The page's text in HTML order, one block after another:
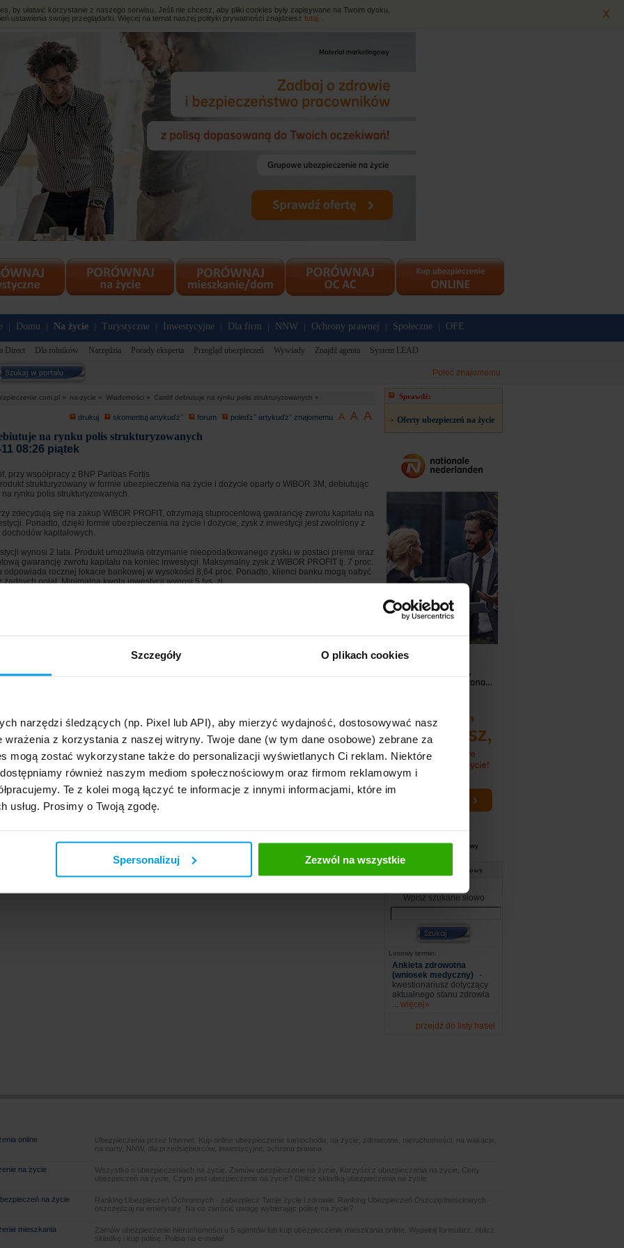
Szczegóły O plikach cookies
narzędzi śledzących (np. Pixel lub API), aby mierzyć wydajność, dostosowywać nasz
wrażenia z korzystania z naszej witryny. Twoje dane (w tym dane osobowe) zebrane za
mogą zostać wykorzystane także do personalizacji wyświetlanych Ci reklam. Niektóre
również naszym mediom społecznościowym oraz firmom reklamowym i
Te z kolei mogą łączyć te informacje z innymi informacjami, które im
usług. Prosimy o Twoją zgodę.
Spersonalizuj Zezwól na wszystkie
X
by ułatwić korzystanie z naszego serwisu. Jeśli nie chcesz, aby pliki cookies były zapisywane na Twoim dysku,
ustawienia swojej przeglądarki. Więcej na temat naszej polityki prywatności znajdziesz tutaj
Domu Na życie Turystyczne Inwestycyjne Dla firm NNW Ochrony prawnej Społeczne OFE
Direct Dla rolników Narzędzia Porady eksperta Przegląd ubezpieczeń Wywiady Znajdź agenta System LEAD
Poleć znajomemu
» na-zycie » Wiadomości » Cardif debiutuje na rynku polis strukturyzowanych »
drukuj skomentuj artykuďż˝ forum poleďż˝ artykuďż˝ znajomemu A A A
na rynku polis strukturyzowanych
08:26 piątek
przy współpracy z BNP Paribas Fortis
strukturyzowany w formie ubezpieczenia na życie i dożycie oparty o WIBOR 3M, debiutując
na rynku polis strukturyzowanych.
zdecydują się na zakup WIBOR PROFIT, otrzymają stuprocentową gwarancję zwrotu kapitału na
Ponadto, dzięki formie ubezpieczenia na życie i dożycie, zysk z inwestycji jest zwolniony z
kapitałowych.
wynosi 2 lata. Produkt umożliwia otrzymanie nieopodatkowanego zysku w postaci premii oraz
gwarancję zwrotu kapitału na koniec inwestycji. Maksymalny zysk z WIBOR PROFIT tj. 7 proc.
odpowiada rocznej lokacie bankowej w wysokości 8,64 proc. Ponadto, klienci banku mogą nabyć
żadnych opłat. Minimalna kwota inwestycji wynosi 5 tys. zł.
Sprawdź:
Oferty ubezpieczeń na życie
Słownik ubezpieczeniowy
Wpisz szukane słowo
Losowy termin:
Ankieta zdrowotna
(wniosek medyczny)
-
kwestionariusz dotyczący
aktualnego stanu zdrowia
... więcej»
przejdź do listy haseł
online
Ubezpieczenia przez Internet. Kup online ubezpieczenie samochodu, na życie, zdrowotne, nieruchomości, na wakacje,
na narty, NNW, dla przedsiębiorców, inwestycyjne, ochrona prawna.
na życie
Wszystko o ubezpieczeniach na życie. Zamów ubezpieczenie na życie, Korzyści z ubezpieczenia na życie, Ceny
ubezpieczeń na życie, Czym jest ubezpieczenie na życie? Oblicz składką ubezpieczenia na życie.
na życie
Ranking Ubezpieczeń Ochronnych - zabezpiecz Twoje życie i zdrowie. Ranking Ubezpieczeń Oszczędnościowych -
oszczędzaj na emeryturę. Na co zwrócić uwagę wybierając polisę na życie?
mieszkania
Zamów ubezpieczenie nieruchomości u 5 agentów lub kup ubezpieczenie mieszkania online. Wypełnij formularz, oblicz
składkę i kup polisę. Polisa na e-maila!